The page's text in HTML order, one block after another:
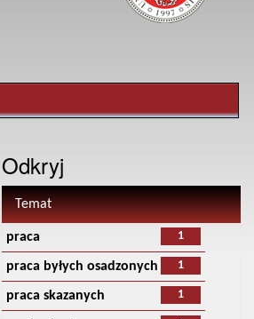
Odkryj
Temat
1
praca
1
praca byłych osadzonych
1
praca skazanych